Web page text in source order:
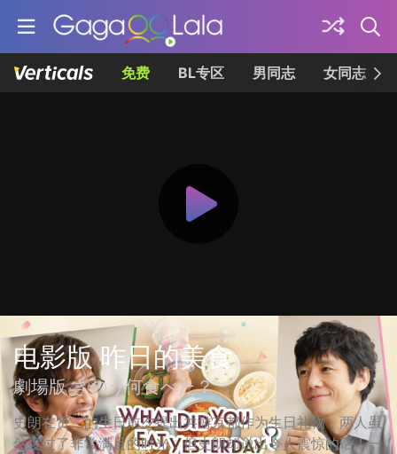
免费 BL专区 男同志 女同志
电影版 昨日的美食
劇場版 きのう何食べた？
史朗在贤二的生日前夕提出共游京都作为生日礼物，两人虽
然度过了非常满足的时光，但史朗却说出令人震惊的话！一